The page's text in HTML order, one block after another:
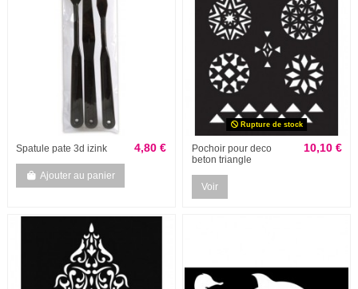
Spatule pate 3d izink 4,80 €
Ajouter au panier
Rupture de stock
Pochoir pour deco
beton triangle
10,10 €
Voir